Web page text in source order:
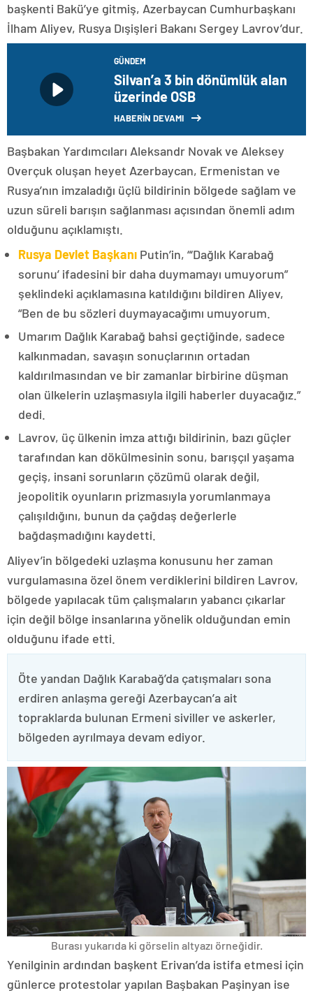
başkenti Bakü’ye gitmiş, Azerbaycan Cumhurbaşkanı
İlham Aliyev, Rusya Dışişleri Bakanı Sergey Lavrov’dur.
GÜNDEM
Silvan’a 3 bin dönümlük alan
üzerinde OSB
HABERİN DEVAMI
Başbakan Yardımcıları Aleksandr Novak ve Aleksey
Overçuk oluşan heyet Azerbaycan, Ermenistan ve
Rusya’nın imzaladığı üçlü bildirinin bölgede sağlam ve
uzun süreli barışın sağlanması açısından önemli adım
olduğunu açıklamıştı.
Rusya Devlet Başkanı Putin’in, “‘Dağlık Karabağ
sorunu’ ifadesini bir daha duymamayı umuyorum”
şeklindeki açıklamasına katıldığını bildiren Aliyev,
“Ben de bu sözleri duymayacağımı umuyorum.
Umarım Dağlık Karabağ bahsi geçtiğinde, sadece
kalkınmadan, savaşın sonuçlarının ortadan
kaldırılmasından ve bir zamanlar birbirine düşman
olan ülkelerin uzlaşmasıyla ilgili haberler duyacağız.”
dedi.
Lavrov, üç ülkenin imza attığı bildirinin, bazı güçler
tarafından kan dökülmesinin sonu, barışçıl yaşama
geçiş, insani sorunların çözümü olarak değil,
jeopolitik oyunların prizmasıyla yorumlanmaya
çalışıldığını, bunun da çağdaş değerlerle
bağdaşmadığını kaydetti.
Aliyev’in bölgedeki uzlaşma konusunu her zaman
vurgulamasına özel önem verdiklerini bildiren Lavrov,
bölgede yapılacak tüm çalışmaların yabancı çıkarlar
için değil bölge insanlarına yönelik olduğundan emin
olduğunu ifade etti.
Öte yandan Dağlık Karabağ’da çatışmaları sona
erdiren anlaşma gereği Azerbaycan’a ait
topraklarda bulunan Ermeni siviller ve askerler,
bölgeden ayrılmaya devam ediyor.
Burası yukarıda ki görselin altyazı örneğidir.
Yenilginin ardından başkent Erivan’da istifa etmesi için
günlerce protestolar yapılan Başbakan Paşinyan ise